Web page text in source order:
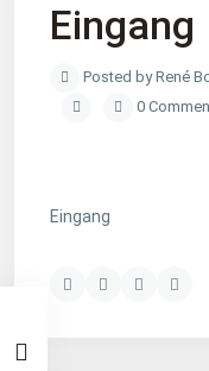
Eingang
Posted by René
0
Eingang